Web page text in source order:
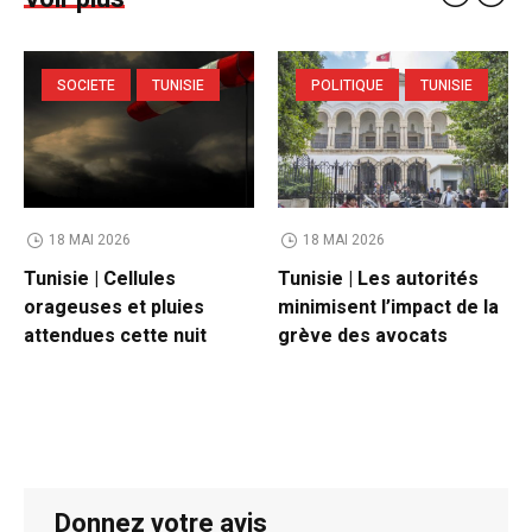
SOCIETE TUNISIE
18 MAI 2026
Tunisie | Cellules
orageuses et pluies
attendues cette nuit
POLITIQUE TUNISIE
18 MAI 2026
Tunisie | Les autorités
minimisent l’impact de la
grève des avocats
Donnez votre avis